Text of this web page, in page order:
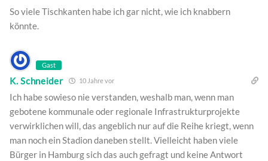
So viele Tischkanten habe ich gar nicht, wie ich knabbern
könnte.
Gast
K. Schneider 10 Jahre vor
Ich habe sowieso nie verstanden, weshalb man, wenn man
gebotene kommunale oder regionale Infrastrukturprojekte
verwirklichen will, das angeblich nur auf die Reihe kriegt, wenn
man noch ein Stadion daneben stellt. Vielleicht haben viele
Bürger in Hamburg sich das auch gefragt und keine Antwort